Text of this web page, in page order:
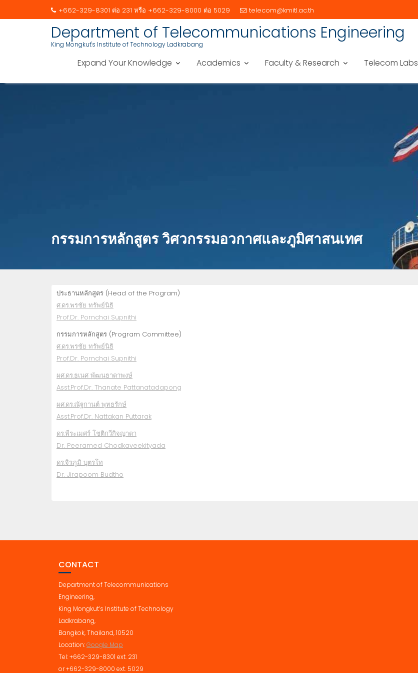
+662-329-8301 ต่อ 231 หรือ +662-329-8000 ต่อ 5029 telecom@kmitl.ac.th
Department of Telecommunications Engineering
King Mongkut's Institute of Technology Ladkrabang
Expand Your Knowledge Academics Faculty & Research Telecom Labs
กรรมการหลักสูตร วิศวกรรมอวกาศและภูมิศาสนเทศ
ประธานหลักสูตร (Head of the Program)
ศ.ดร.พรชัย ทรัพย์นิธิ
Prof.Dr. Pornchai Supnithi
กรรมการหลักสูตร (Program Committee)
ศ.ดร.พรชัย ทรัพย์นิธิ
Prof.Dr. Pornchai Supnithi
ผศ.ดร.ธเนศ พัฒนธาดาพงษ์
Asst.Prof.Dr. Thanate Pattanatadapong
ผศ.ดร.ณัฐกานต์ พุทธรักษ์
Asst.Prof.Dr. Nattakan Puttarak
ดร.พีระเมศร์ โชติกวีกิจญาดา
Dr. Peeramed Chodkaveekityada
ดร.จิรภูมิ บุตรโท
Dr. Jirapoom Budtho
CONTACT
Department of Telecommunications
Engineering,
King Mongkut’s Institute of Technology
Ladkrabang,
Bangkok, Thailand, 10520
Location:Google Map
Tel: +662-329-8301 ext. 231
or +662-329-8000 ext. 5029